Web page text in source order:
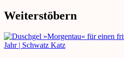
Weiterstöbern